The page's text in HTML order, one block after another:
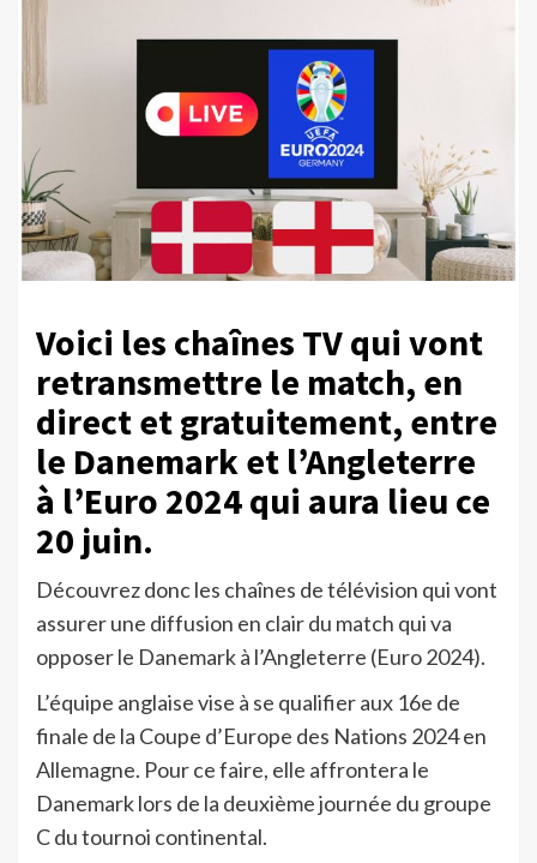
Voici les chaînes TV qui vont
retransmettre le match, en
direct et gratuitement, entre
le Danemark et l’Angleterre
à l’Euro 2024 qui aura lieu ce
20 juin.
Découvrez donc les chaînes de télévision qui vont
assurer une diffusion en clair du match qui va
opposer le Danemark à l’Angleterre (Euro 2024).
L’équipe anglaise vise à se qualifier aux 16e de
finale de la Coupe d’Europe des Nations 2024 en
Allemagne. Pour ce faire, elle affrontera le
Danemark lors de la deuxième journée du groupe
C du tournoi continental.